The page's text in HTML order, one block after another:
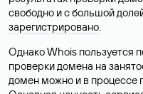
свободно и с большой
зарегистрировано.
Однако Whois пользуется
проверки домена на
домен можно и в процессе